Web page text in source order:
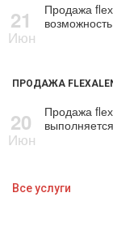
21
Июн
Продажа
ПРОДАЖА
20
Июн
Продажа
Все услуги